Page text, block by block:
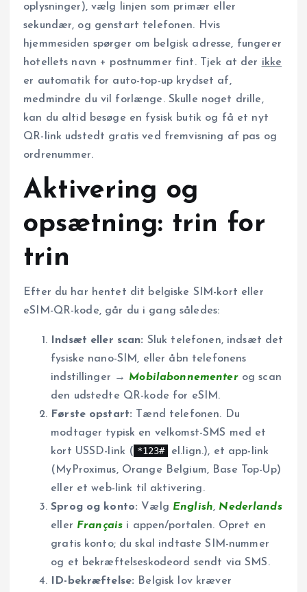
oplysninger), vælg linjen som primær eller
sekundær, og genstart telefonen. Hvis
hjemmesiden spørger om belgisk adresse, fungerer
hotellets navn + postnummer fint. Tjek at der ikke
er automatik for auto-top-up krydset af,
medmindre du vil forlænge. Skulle noget drille,
kan du altid besøge en fysisk butik og få et nyt
QR-link udstedt gratis ved fremvisning af pas og
ordrenummer.
Aktivering og
opsætning: trin for
trin
Efter du har hentet dit belgiske SIM-kort eller
eSIM-QR-kode, går du i gang således:
Indsæt eller scan: Sluk telefonen, indsæt det
fysiske nano-SIM, eller åbn telefonens
indstillinger → Mobilabonnementerog scan
den udstedte QR-kode for eSIM.
Første opstart: Tænd telefonen. Du
modtager typisk en velkomst-SMS med et
kort USSD-link ( *123#
el.lign.), et app-link
(MyProximus, Orange Belgium, Base Top-Up)
eller et web-link til aktivering.
Sprog og konto: Vælg English, Nederlands
eller Français i appen/portalen. Opret en
gratis konto; du skal indtaste SIM-nummer
og et bekræftelseskodeord sendt via SMS.
ID-bekræftelse: Belgisk lov kræver